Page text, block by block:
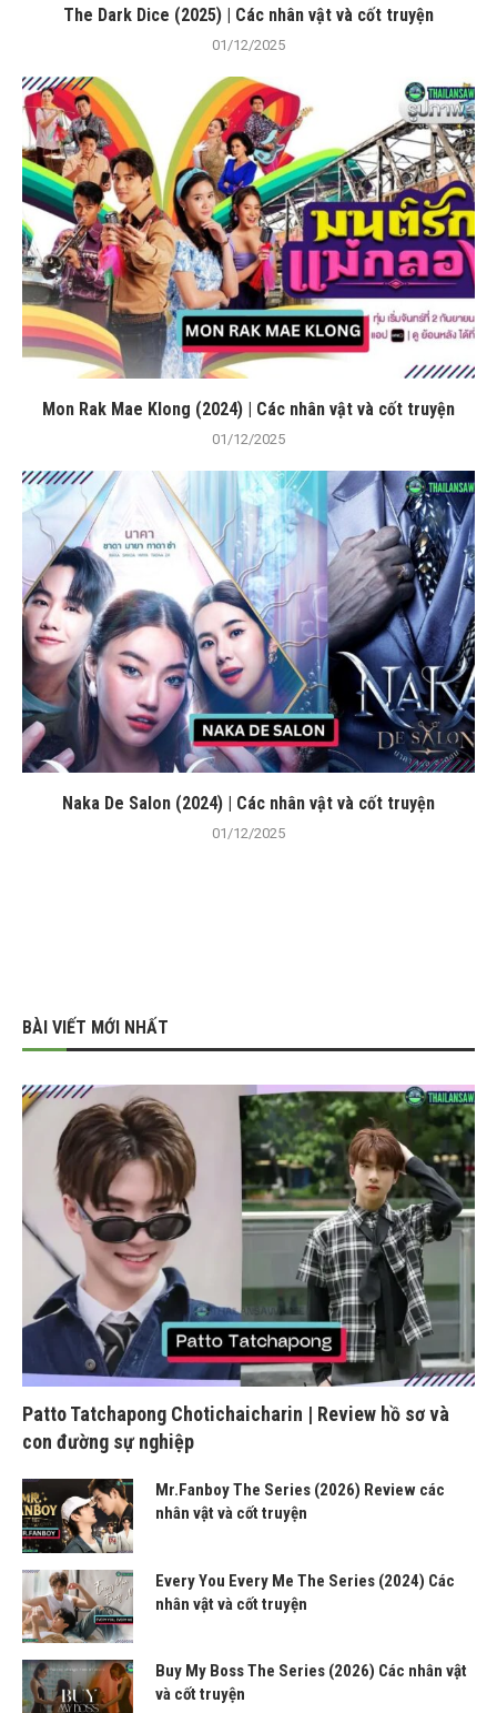
The Dark Dice (2025) | Các nhân vật và cốt truyện
01/12/2025
Mon Rak Mae Klong (2024) | Các nhân vật và cốt truyện
01/12/2025
Naka De Salon (2024) | Các nhân vật và cốt truyện
01/12/2025
BÀI VIẾT MỚI NHẤT
Patto Tatchapong Chotichaicharin | Review hồ sơ và
con đường sự nghiệp
Mr.Fanboy The Series (2026) Review các
nhân vật và cốt truyện
Every You Every Me The Series (2024) Các
nhân vật và cốt truyện
Buy My Boss The Series (2026) Các nhân vật
và cốt truyện